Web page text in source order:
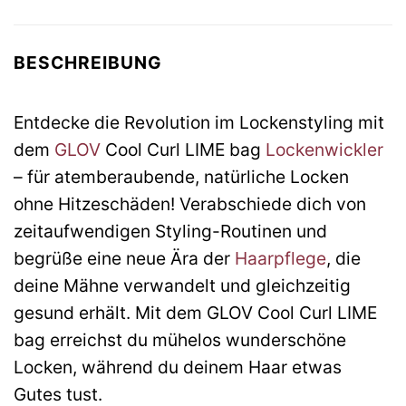
BESCHREIBUNG
Entdecke die Revolution im Lockenstyling mit
dem GLOV Cool Curl LIME bag Lockenwickler
– für atemberaubende, natürliche Locken
ohne Hitzeschäden! Verabschiede dich von
zeitaufwendigen Styling-Routinen und
begrüße eine neue Ära der Haarpflege, die
deine Mähne verwandelt und gleichzeitig
gesund erhält. Mit dem GLOV Cool Curl LIME
bag erreichst du mühelos wunderschöne
Locken, während du deinem Haar etwas
Gutes tust.